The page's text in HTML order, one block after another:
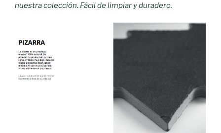
nuestra colección. Fácil de limpiar y duradero.